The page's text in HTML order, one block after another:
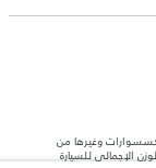
وغيرها من
الإجمالي للسيارة